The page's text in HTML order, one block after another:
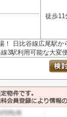
徒歩11
！ 日比谷線広尾駅
3駅利用可能な大変